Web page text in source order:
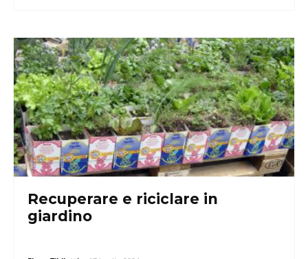
Recuperare e riciclare in
giardino